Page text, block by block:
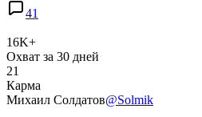
41
16K+
Охват за 30 дней
21
Карма
Михаил Солдатов@Solmik